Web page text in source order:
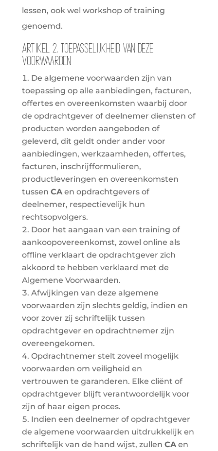
lessen, ook wel workshop of training
genoemd.
Artikel 2. Toepasselijkheid van deze
voorwaarden
De algemene voorwaarden zijn van
toepassing op alle aanbiedingen, facturen,
offertes en overeenkomsten waarbij door
de opdrachtgever of deelnemer diensten of
producten worden aangeboden of
geleverd, dit geldt onder ander voor
aanbiedingen, werkzaamheden, offertes,
facturen, inschrijfformulieren,
productleveringen en overeenkomsten
tussen CAen opdrachtgevers of
deelnemer, respectievelijk hun
rechtsopvolgers.
Door het aangaan van een training of
aankoopovereenkomst, zowel online als
offline verklaart de opdrachtgever zich
akkoord te hebben verklaard met de
Algemene Voorwaarden.
Afwijkingen van deze algemene
voorwaarden zijn slechts geldig, indien en
voor zover zij schriftelijk tussen
opdrachtgever en opdrachtnemer zijn
overeengekomen.
Opdrachtnemer stelt zoveel mogelijk
voorwaarden om veiligheid en
vertrouwen te garanderen. Elke cliënt of
opdrachtgever blijft verantwoordelijk voor
zijn of haar eigen proces.
Indien een deelnemer of opdrachtgever
de algemene voorwaarden uitdrukkelijk en
schriftelijk van de hand wijst, zullen CAen